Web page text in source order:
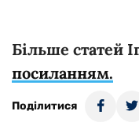
Більше статей
посиланням.
Поділитися